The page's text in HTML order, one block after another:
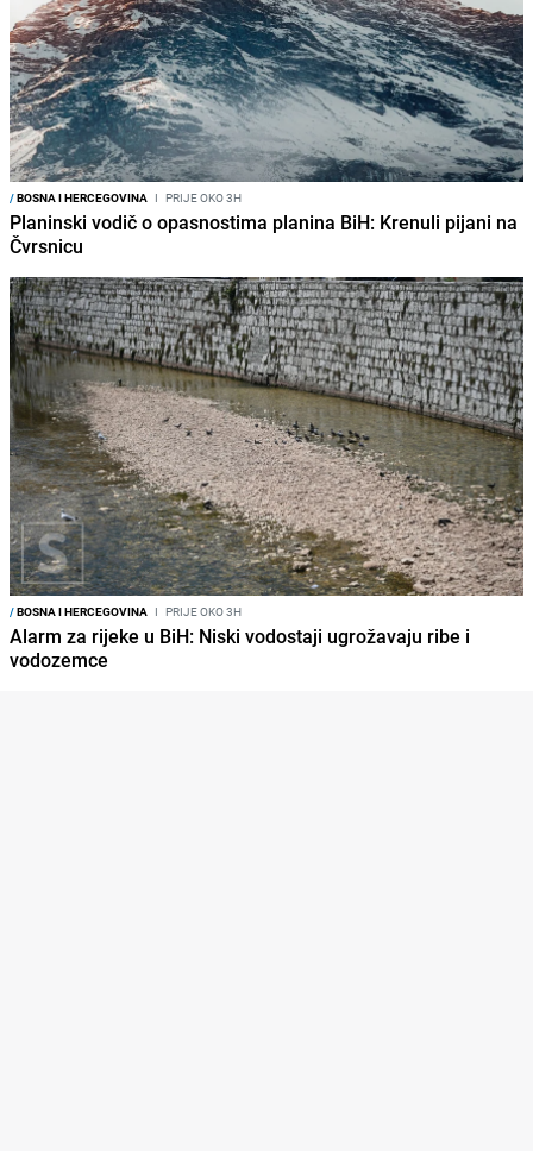
/BOSNA I HERCEGOVINA I PRIJE OKO 3H
Planinski vodič o opasnostima planina BiH: Krenuli pijani na
Čvrsnicu
/BOSNA I HERCEGOVINA I PRIJE OKO 3H
Alarm za rijeke u BiH: Niski vodostaji ugrožavaju ribe i
vodozemce